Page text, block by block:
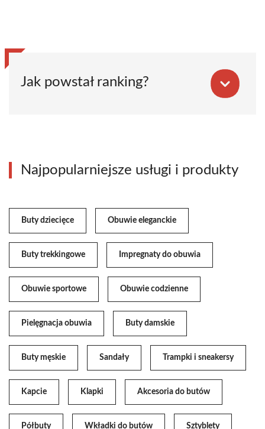
Jak powstał ranking?
Najpopularniejsze usługi i produkty
Buty dziecięce Obuwie eleganckie
Buty trekkingowe Impregnaty do obuwia
Obuwie sportowe Obuwie codzienne
Pielęgnacja obuwia Buty damskie
Buty męskie Sandały Trampki i sneakersy
Kapcie Klapki Akcesoria do butów
Półbuty Wkładki do butów Sztyblety